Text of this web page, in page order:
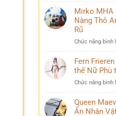
Mirko MHA
Nàng Thỏ
Rũ
Chức năng bình
Fern
thế Nữ Phù
Chức năng bình
Queen
Ẩn Nhân